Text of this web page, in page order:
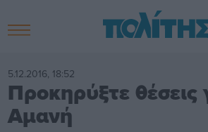
5.12.2016, 18:52
Προκηρύξτε θέσεις
Αμανή